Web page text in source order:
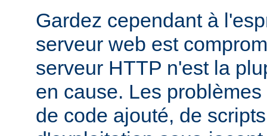
Gardez cependant à
serveur web est
serveur HTTP n'est la
en cause. Les
de code ajouté, de